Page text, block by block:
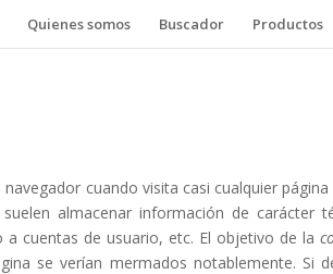
Quienes somos Buscador Productos
cuando visita casi cualquier
almacenar información de carácter
a cuentas de usuario, etc. El objetivo de la
se verían mermados notablemente. Si